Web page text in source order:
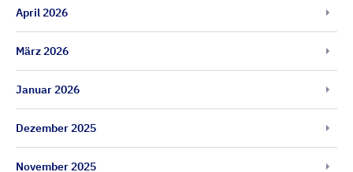
April 2026
März 2026
Januar 2026
Dezember 2025
November 2025